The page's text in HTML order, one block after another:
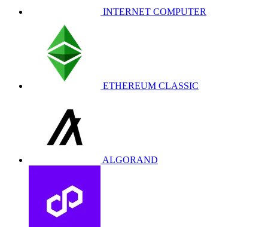
INTERNET COMPUTER
ETHEREUM CLASSIC
ALGORAND